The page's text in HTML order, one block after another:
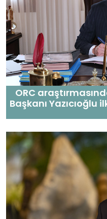
ORC
Başkanı Yazıcıoğlu